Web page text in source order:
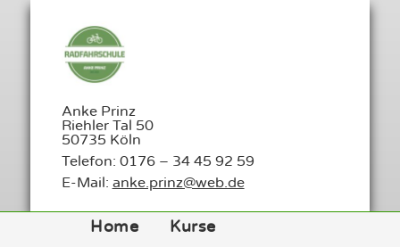
Anke Prinz
Riehler Tal 50
50735 Köln
Telefon: 0176 – 34 45 92 59
E-Mail: anke.prinz@web.de
Home
Kurse